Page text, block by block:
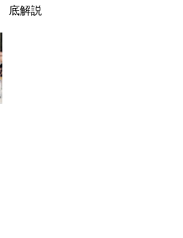
底解説